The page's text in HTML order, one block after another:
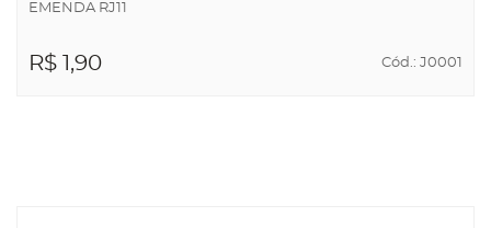
EMENDA RJ11
R$ 1,90 Cód.: J0001